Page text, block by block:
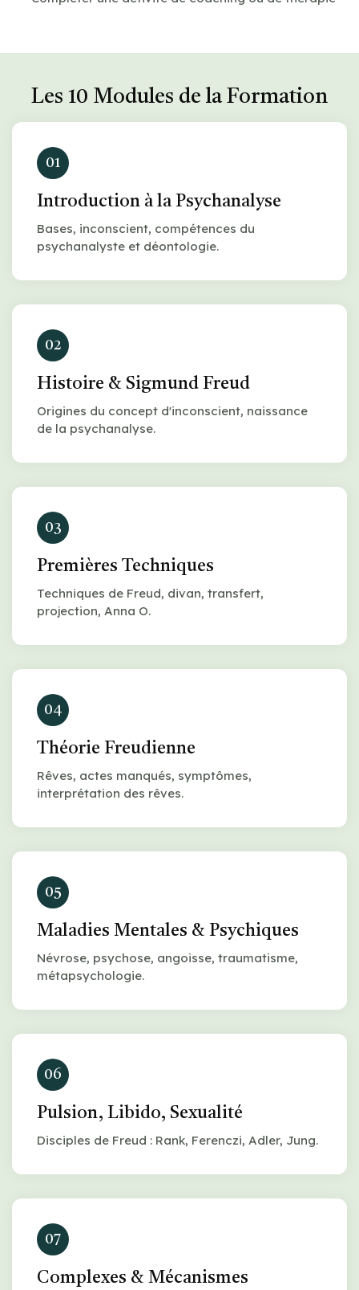
Les 10 Modules de la Formation
01
Introduction à la Psychanalyse
Bases, inconscient, compétences du
psychanalyste et déontologie.
02
Histoire & Sigmund Freud
Origines du concept d'inconscient, naissance
de la psychanalyse.
03
Premières Techniques
Techniques de Freud, divan, transfert,
projection, Anna O.
04
Théorie Freudienne
Rêves, actes manqués, symptômes,
interprétation des rêves.
05
Maladies Mentales & Psychiques
Névrose, psychose, angoisse, traumatisme,
métapsychologie.
06
Pulsion, Libido, Sexualité
Disciples de Freud : Rank, Ferenczi, Adler, Jung.
07
Complexes & Mécanismes